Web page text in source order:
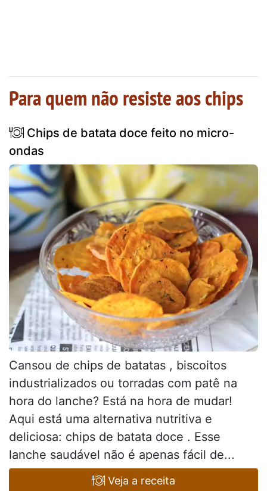
Para quem não resiste aos chips
Chips de batata doce feito no micro-
ondas
Cansou de chips de batatas , biscoitos
industrializados ou torradas com patê na
hora do lanche? Está na hora de mudar!
Aqui está uma alternativa nutritiva e
deliciosa: chips de batata doce . Esse
lanche saudável não é apenas fácil de...
Veja a receita